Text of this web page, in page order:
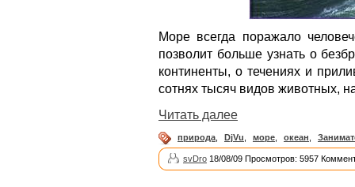
Море всегда поражало
позволит больше узнать о
континенты, о течениях и
сотнях тысяч видов животных,
Читать далее
природа DjVu море океан
svDro 18/08/09 Просмотров: 5957